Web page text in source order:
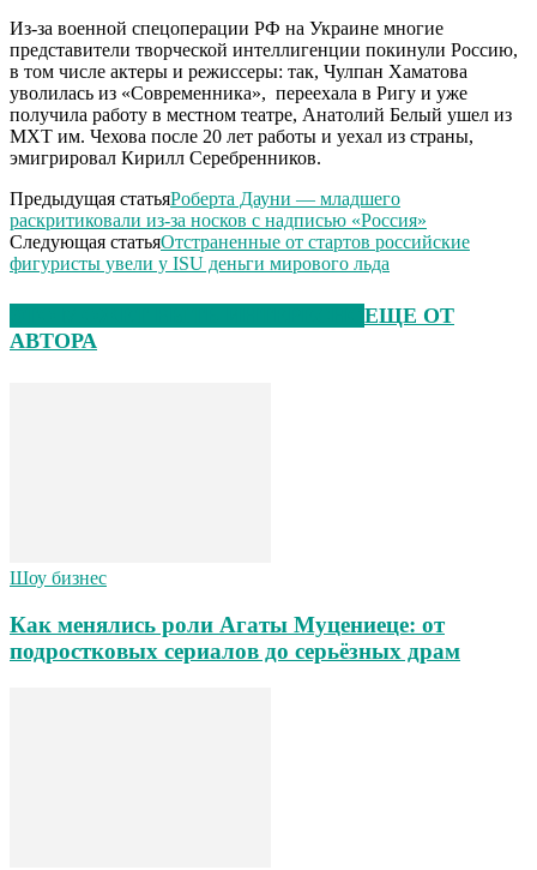
Из-за военной спецоперации РФ на Украине многие
представители творческой интеллигенции покинули Россию,
в том числе актеры и режиссеры: так, Чулпан Хаматова
уволилась из «Современника», переехала в Ригу и уже
получила работу в местном театре, Анатолий Белый ушел из
МХТ им. Чехова после 20 лет работы и уехал из страны,
эмигрировал Кирилл Серебренников.
Предыдущая статьяРоберта Дауни — младшего
раскритиковали из-за носков с надписью «Россия»
Следующая статьяОтстраненные от стартов российские
фигуристы увели у ISU деньги мирового льда
ЕЩЕ ОТ
АВТОРА
Шоу бизнес
Как менялись роли Агаты Муцениеце: от
подростковых сериалов до серьёзных драм